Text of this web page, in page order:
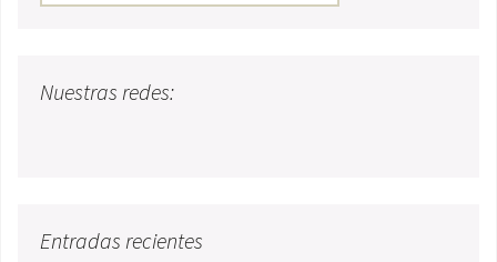
Nuestras redes:
Entradas recientes